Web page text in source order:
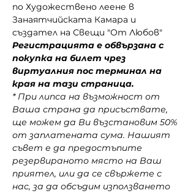
по Художествено леене в
Занаятчийската Камара и
създател на Свещи "От Любов"
Регистрацията е обвързана с
покупка на билет чрез
виртуалния пос терминал на
края на тази страница.
* При липса на възможност от
Ваша страна да присъствате,
ще можем да Ви възстановим 50%
от заплатената сума. Нашият
съвет е да предостъпите
резервираното място на Ваш
приятел, или да се свържете с
нас, за да обсъдим използването